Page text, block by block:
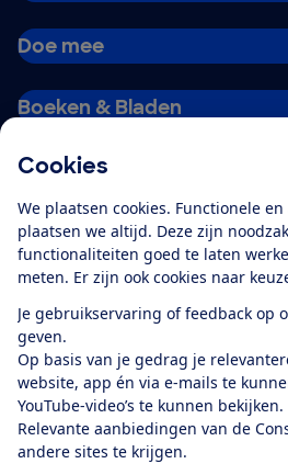
Cookies
We plaatsen cookies. Functionele
plaatsen we altijd. Deze zijn
functionaliteiten goed te laten
meten. Er zijn ook cookies naar
Je gebruikservaring of feedback op
geven.
Op basis van je gedrag je
website, app én via e-mails te
YouTube-video’s te kunnen bekijken.
Relevante aanbiedingen van de
andere sites te krijgen.
Doe mee
Boeken & Bladen
Alles over de
app
Algemene Voorwaarden
Cookiebeleid
Privacyvoorkeuren